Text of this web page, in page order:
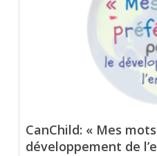
CanChild: « Mes
développement de